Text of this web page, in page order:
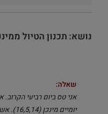
נושא: תכנון הטיול
שאלה:
אני טס ביום רביעי
יומיים